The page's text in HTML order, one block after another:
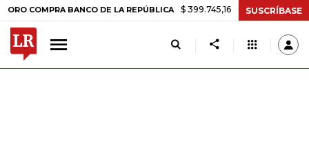
BANCO DE LA REPÚBLICA $ 399.745,16 +$ 2.295,71 +0,58%
SUSCRÍBASE